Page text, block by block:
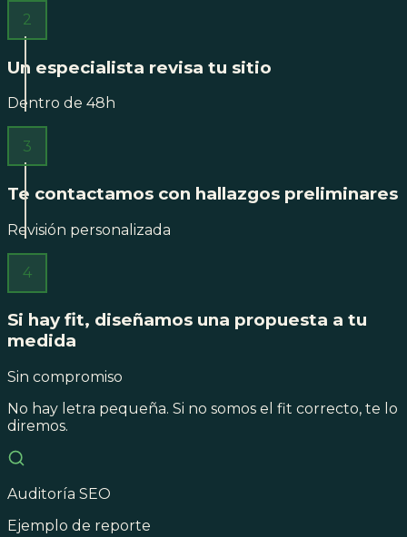
2
Un especialista revisa tu sitio
Dentro de 48h
3
Te contactamos con hallazgos preliminares
Revisión personalizada
4
Si hay fit, diseñamos una propuesta a tu
medida
Sin compromiso
No hay letra pequeña. Si no somos el fit correcto, te lo
diremos.
Auditoría SEO
Ejemplo de reporte